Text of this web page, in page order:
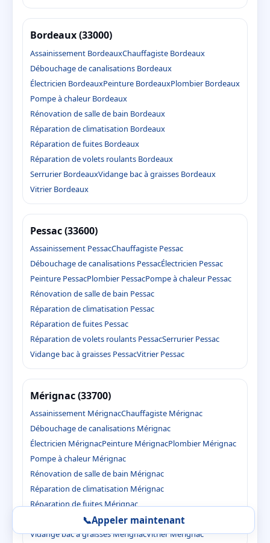
Bordeaux (33000)
Assainissement BordeauxChauffagiste Bordeaux
Débouchage de canalisations Bordeaux
Électricien BordeauxPeinture BordeauxPlombier Bordeaux
Pompe à chaleur Bordeaux
Rénovation de salle de bain Bordeaux
Réparation de climatisation Bordeaux
Réparation de fuites Bordeaux
Réparation de volets roulants Bordeaux
Serrurier BordeauxVidange bac à graisses Bordeaux
Vitrier Bordeaux
Pessac (33600)
Assainissement PessacChauffagiste Pessac
Débouchage de canalisations PessacÉlectricien Pessac
Peinture PessacPlombier PessacPompe à chaleur Pessac
Rénovation de salle de bain Pessac
Réparation de climatisation Pessac
Réparation de fuites Pessac
Réparation de volets roulants PessacSerrurier Pessac
Vidange bac à graisses PessacVitrier Pessac
Mérignac (33700)
Assainissement MérignacChauffagiste Mérignac
Débouchage de canalisations Mérignac
Électricien MérignacPeinture MérignacPlombier Mérignac
Pompe à chaleur Mérignac
Rénovation de salle de bain Mérignac
Réparation de climatisation Mérignac
Réparation de fuites Mérignac
Réparation de volets roulants MérignacSerrurier Mérignac
Vidange bac à graisses MérignacVitrier Mérignac
📞Appeler maintenant